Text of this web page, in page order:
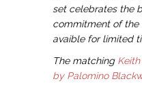
set celebrates the
commitment of the
avaible for limited
The matching
by Palomino